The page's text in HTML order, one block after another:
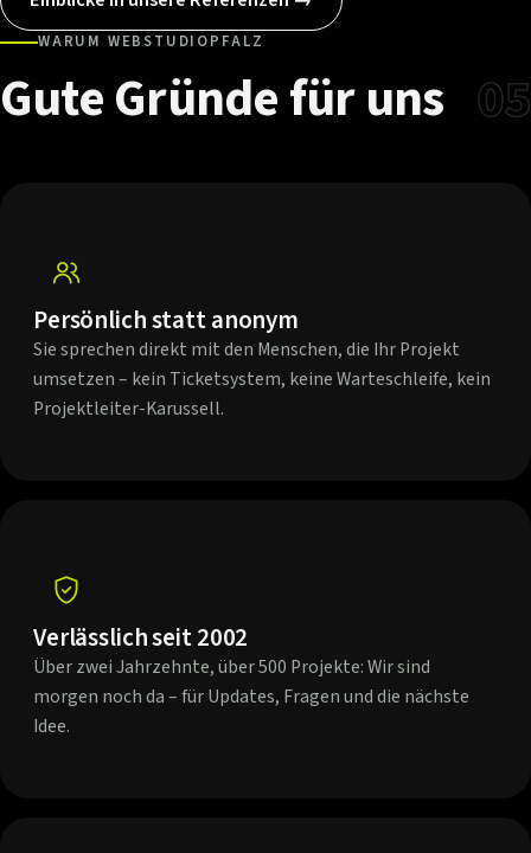
WARUM WEBSTUDIOPFALZ
GuteGründefüruns 05
Persönlich statt anonym
Sie sprechen direkt mit den Menschen, die Ihr Projekt
umsetzen – kein Ticketsystem, keine Warteschleife, kein
Projektleiter-Karussell.
Verlässlich seit 2002
Über zwei Jahrzehnte, über 500 Projekte: Wir sind
morgen noch da – für Updates, Fragen und die nächste
Idee.